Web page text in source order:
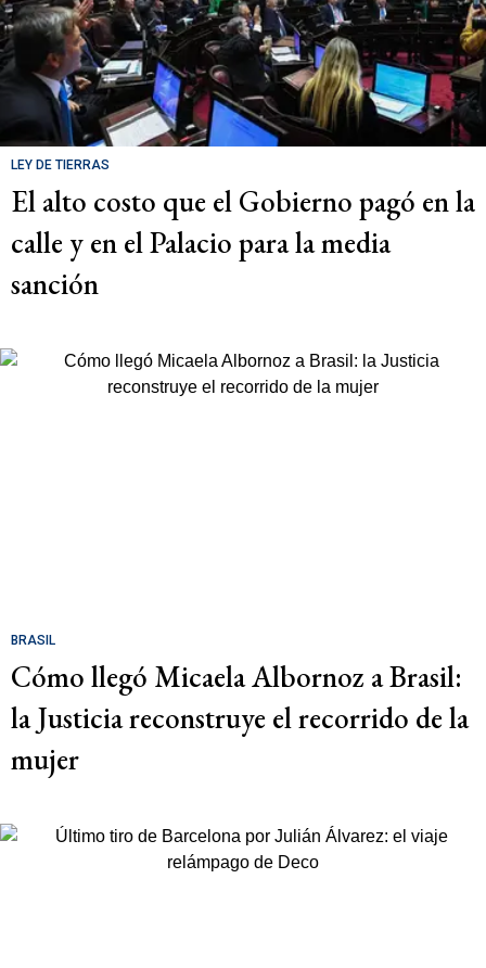
LEY DE TIERRAS
El alto costo que el Gobierno pagó en la
calle y en el Palacio para la media
sanción
BRASIL
Cómo llegó Micaela Albornoz a Brasil:
la Justicia reconstruye el recorrido de la
mujer